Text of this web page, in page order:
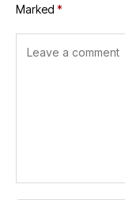
Marked *